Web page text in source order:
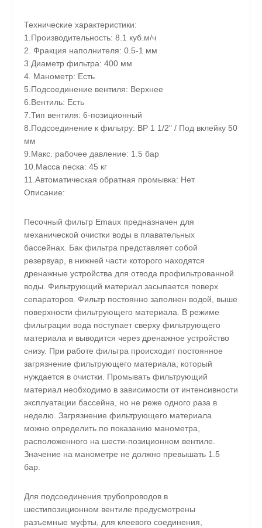
Технические характеристики:
1.Производительность: 8.1 куб.м/ч
2. Фракция наполнителя: 0.5-1 мм
3.Диаметр фильтра: 400 мм
4. Манометр: Есть
5.Подсоединение вентиля: Верхнее
6.Вентиль: Есть
7.Тип вентиля: 6-позиционный
8.Подсоединение к фильтру: ВР 1 1/2" / Под вклейку 50
мм
9.Макс. рабочее давление: 1.5 бар
10.Масса песка: 45 кг
11.Автоматическая обратная промывка: Нет
Описание:
Песочный фильтр Emaux предназначен для
механической очистки воды в плавательных
бассейнах. Бак фильтра представляет собой
резервуар, в нижней части которого находятся
дренажные устройства для отвода профильтрованной
воды. Фильтрующий материал засыпается поверх
сепараторов. Фильтр постоянно заполнен водой, выше
поверхности фильтрующего материала. В режиме
фильтрации вода поступает сверху фильтрующего
материала и выводится через дренажное устройство
снизу. При работе фильтра происходит постоянное
загрязнение фильтрующего материала, который
нуждается в очистки. Промывать фильтрующий
материал необходимо в зависимости от интенсивности
эксплуатации бассейна, но не реже одного раза в
неделю. Загрязнение фильтрующего материала
можно определить по показанию манометра,
расположенного на шести-позиционном вентиле.
Значение на манометре не должно превышать 1.5
бар.
Для подсоединения трубопроводов в
шестипозиционном вентиле предусмотрены
разъемные муфты, для клеевого соединения,